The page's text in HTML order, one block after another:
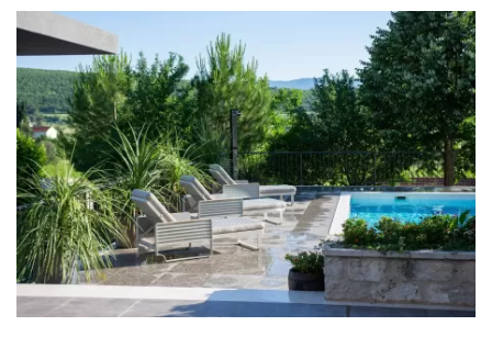
Supermarket: 4 km
Bank: 4 km
Geldautomat: 4 km
Busbahnhof: 18 km / 40 km
Hafen: 40 km
Fährhafen: 40 km